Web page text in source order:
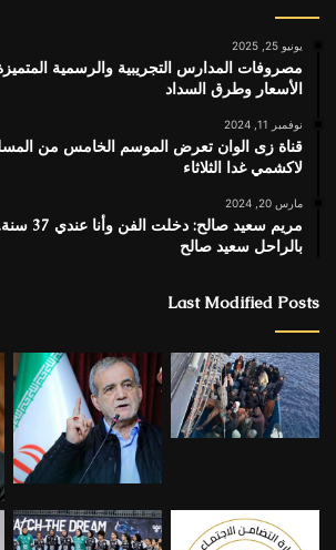
يونيو 25, 2025
الأسعار وطرق السداد
نوفمبر 11, 2024
قناة زى الوان تعرض الموسم الخامس من
لاكشمي غدا الثلاثاء
مارس 20, 2024
مريم
بالراحل سعيد صالح
Last Modified Posts